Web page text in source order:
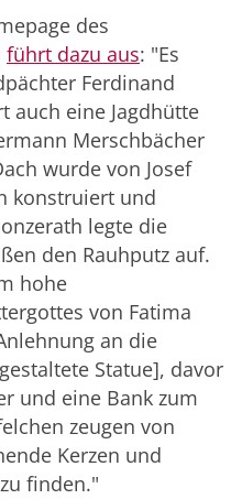
des
führt dazu aus: "Es
Ferdinand
auch eine Jagdhütte
Merschbächer
wurde von Josef
konstruiert und
legte die
den Rauhputz auf.
hohe
von Fatima
an die
Statue], davor
und eine Bank zum
zeugen von
Kerzen und
finden."